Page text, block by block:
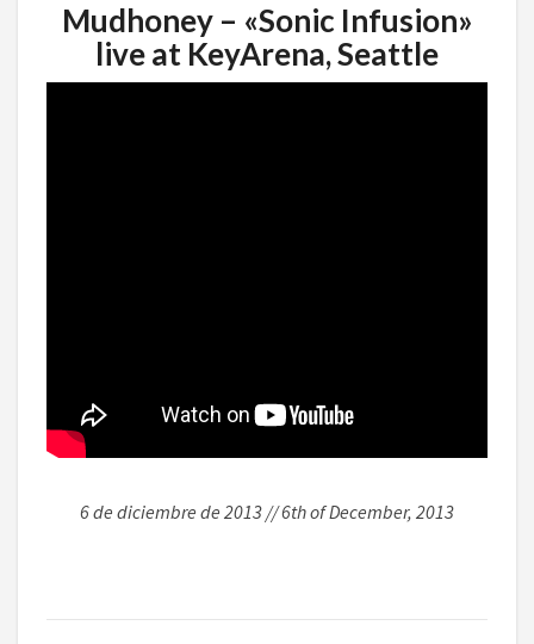
Mudhoney – «Sonic Infusion»
live at KeyArena, Seattle
6 de diciembre de 2013 // 6th of December, 2013